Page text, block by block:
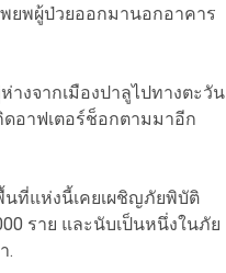
ยพผู้ป่วยออกมานอกอาคาร
างจากเมืองปาลูไปทางตะวัน
ดอาฟเตอร์ช็อกตามมาอีก
นที่แห่งนี้เคยเผชิญภัยพิบัติ
ราย และนับเป็นหนึ่งในภัย
.